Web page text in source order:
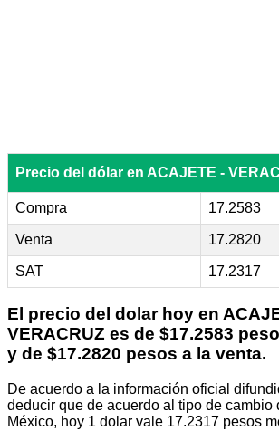
Precio del dólar en ACAJETE -
Compra 17.2583
Venta 17.2820
SAT 17.2317
El precio del dolar hoy en
VERACRUZ es de $17.2583
y de $17.2820 pesos a la venta.
De acuerdo a la información oficial
deducir que de acuerdo al tipo de cambio
México, hoy 1 dolar vale 17.2317 pesos